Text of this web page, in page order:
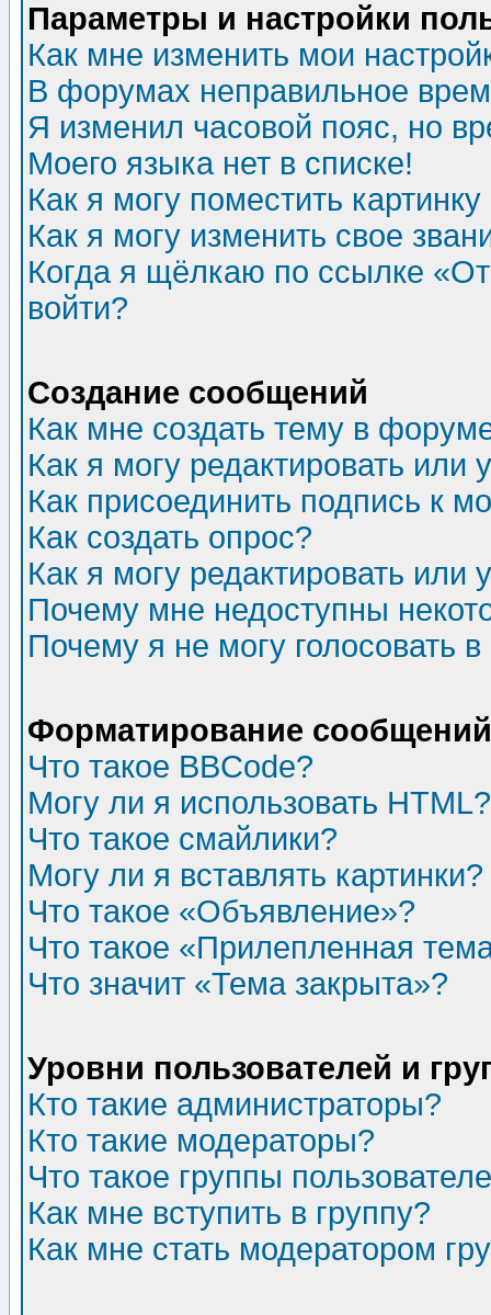
Параметры и настройки
Как мне изменить мои
В форумах неправильное
Я изменил часовой пояс, но
Моего языка нет в списке!
Как я могу поместить
Как я могу изменить свое
Когда я щёлкаю по ссылке
войти?
Создание сообщений
Как мне создать тему в
Как я могу редактировать или
Как присоединить подпись к
Как создать опрос?
Как я могу редактировать или
Почему мне недоступны
Почему я не могу голосовать
Форматирование
Что такое BBCode?
Могу ли я использовать HTML?
Что такое смайлики?
Могу ли я вставлять картинки?
Что такое «Объявление»?
Что такое «Прилепленная
Что значит «Тема закрыта»?
Уровни пользователей и
Кто такие администраторы?
Кто такие модераторы?
Что такое группы
Как мне вступить в группу?
Как мне стать модератором